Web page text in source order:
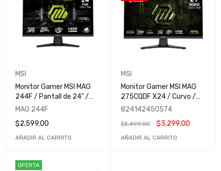
MSI
Monitor Gamer MSI MAG
244F / Pantall de 24" /
FHD (1920x1080) / Rapid
Adaptive Sync / HDR
Ready / MAG 244F
MAG 244F
$2,599.00
AÑADIR AL CARRITO
MSI
Monitor Gamer MSI MAG
275CQDF X24 / Curvo /
27" / Dual Mode (QHD
0.5ms / Rapid VA / HDR
Ready / MAG 275CQDF
824142450574
$3,499.00 $3,299.00
AÑADIR AL CARRITO
OFERTA